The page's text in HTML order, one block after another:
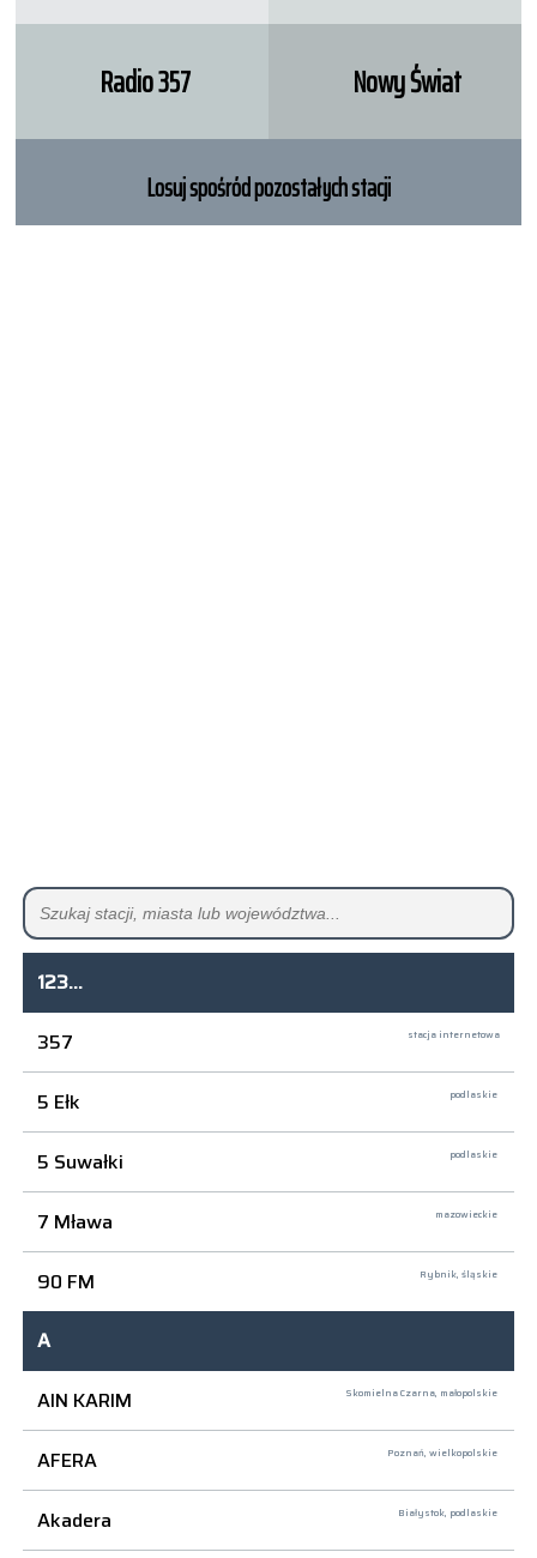
Radio 357 Nowy Świat
Losuj spośród pozostałych stacji
123...
357
stacja internetowa
5 Ełk podlaskie
5 Suwałki podlaskie
7 Mława mazowieckie
90 FM Rybnik, śląskie
A
AIN KARIM
Skomielna Czarna, małopolskie
AFERA Poznań, wielkopolskie
Akadera Białystok, podlaskie